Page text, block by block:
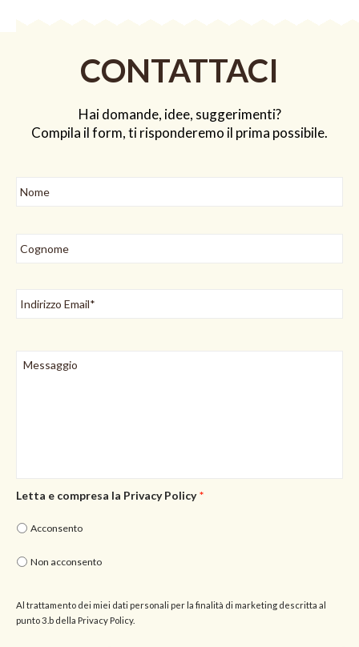
CONTATTACI
Hai domande, idee, suggerimenti?
Compila il form, ti risponderemo il prima possibile.
Letta e compresa la Privacy Policy *
Acconsento
Non acconsento
Al trattamento dei miei dati personali per la finalità di marketing descritta al
punto 3.b della Privacy Policy.